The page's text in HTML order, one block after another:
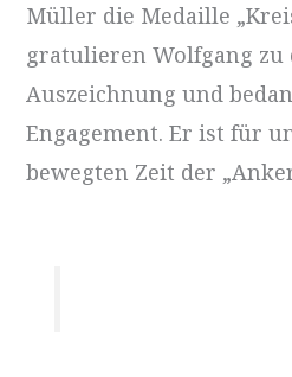
Müller die Medaille
gratulieren Wolfgang zu
Auszeichnung und
Engagement. Er ist für
bewegten Zeit der